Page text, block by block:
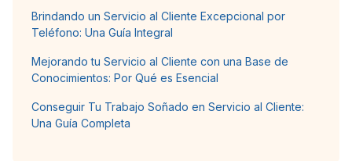
Brindando un Servicio al Cliente Excepcional por
Teléfono: Una Guía Integral
Mejorando tu Servicio al Cliente con una Base de
Conocimientos: Por Qué es Esencial
Conseguir Tu Trabajo Soñado en Servicio al Cliente:
Una Guía Completa